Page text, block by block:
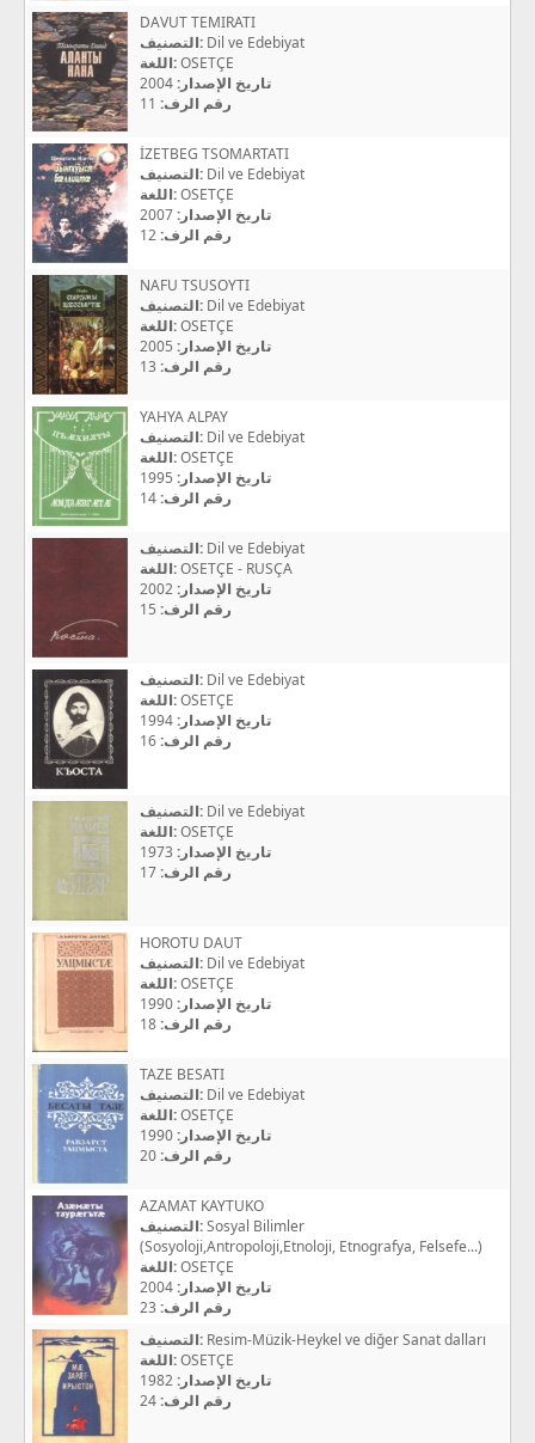
DAVUT TEMIRATI
التصنيف: Dil ve Edebiyat
اللغة:OSETÇE
تاريخ الإصدار:
رقم الرف:
İZETBEG TSOMARTATI
التصنيف: Dil ve Edebiyat
اللغة:OSETÇE
تاريخ الإصدار:
رقم الرف:
NAFU TSUSOYTI
التصنيف: Dil ve Edebiyat
اللغة:OSETÇE
تاريخ الإصدار:
رقم الرف:
YAHYA ALPAY
التصنيف: Dil ve Edebiyat
اللغة:OSETÇE
تاريخ الإصدار:
رقم الرف:
التصنيف: Dil ve Edebiyat
اللغة:OSETÇE - RUSÇA
تاريخ الإصدار:
رقم الرف:
التصنيف: Dil ve Edebiyat
اللغة:OSETÇE
تاريخ الإصدار:
رقم الرف:
التصنيف: Dil ve Edebiyat
اللغة:OSETÇE
تاريخ الإصدار:
رقم الرف:
HOROTU DAUT
التصنيف: Dil ve Edebiyat
اللغة:OSETÇE
تاريخ الإصدار:
رقم الرف:
TAZE BESATI
التصنيف: Dil ve Edebiyat
اللغة:OSETÇE
تاريخ الإصدار:
رقم الرف:
AZAMAT KAYTUKO
التصنيف:Sosyal Bilimler
(Sosyoloji,Antropoloji,Etnoloji, Etnografya, Felsefe...)
اللغة:OSETÇE
تاريخ الإصدار:
رقم الرف:
التصنيف: Resim-Müzik-Heykel ve diğer Sanat dalları
اللغة:OSETÇE
تاريخ الإصدار:
رقم الرف: